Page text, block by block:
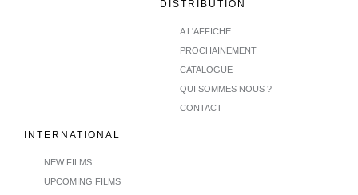
DISTRIBUTION
A L'AFFICHE
PROCHAINEMENT
CATALOGUE
QUI SOMMES NOUS ?
CONTACT
INTERNATIONAL
NEW FILMS
UPCOMING FILMS